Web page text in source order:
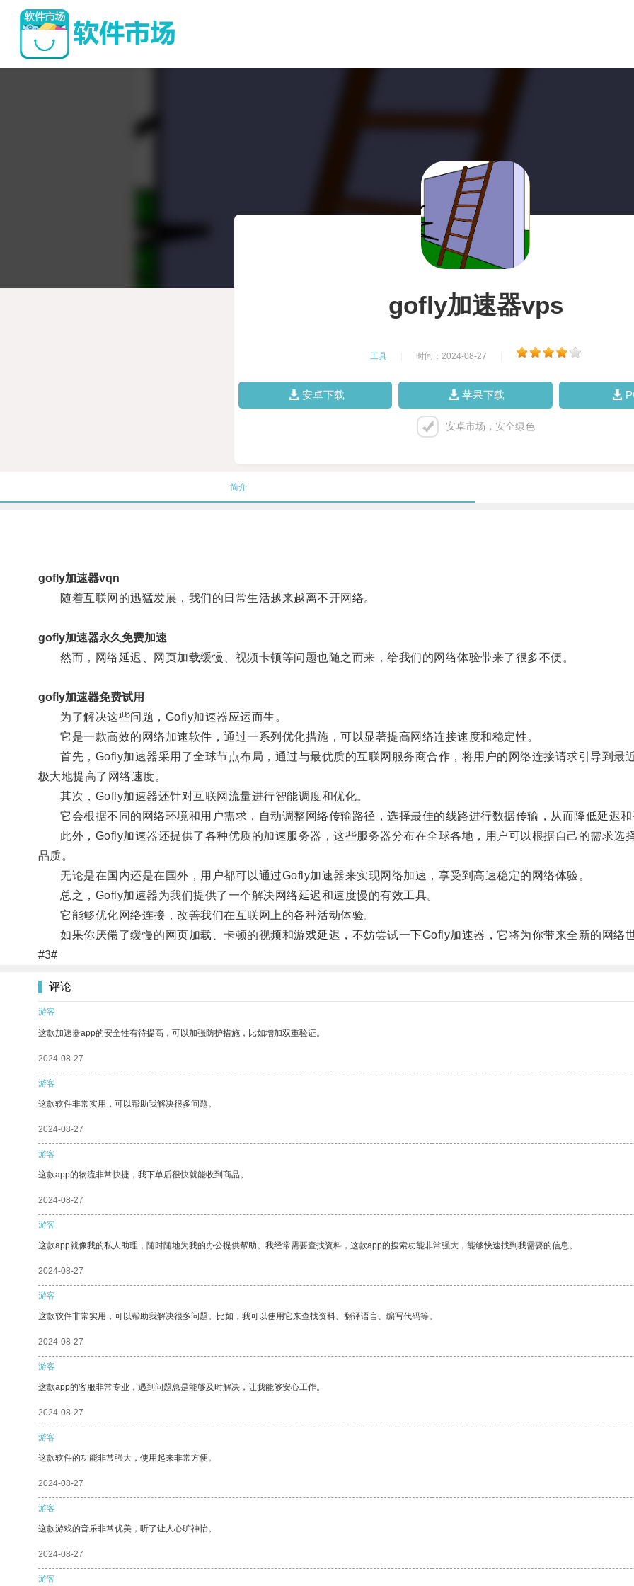
gofly加速器vps
工具 时间：2024-08-27
安卓下载 苹果下载
安卓市场，安全绿色
简介
gofly加速器vqn
随着互联网的迅猛发展，我们的日常生活越来越离不开网络。
gofly加速器永久免费加速
然而，网络延迟、网页加载缓慢、视频卡顿等问题也随之而来，给我们的网络体验带来了很多不便。
gofly加速器免费试用
为了解决这些问题，Gofly加速器应运而生。
它是一款高效的网络加速软件，通过一系列优化措施，可以显著提高网络连接速度和稳定性。
首先，Gofly加速器采用了全球节点布局，通过与最优质的互联网服务商合作，将用户的网络连接请求引导到最
极大地提高了网络速度。
其次，Gofly加速器还针对互联网流量进行智能调度和优化。
它会根据不同的网络环境和用户需求，自动调整网络传输路径，选择最佳的线路进行数据传输，从而降低延迟和
此外，Gofly加速器还提供了各种优质的加速服务器，这些服务器分布在全球各地，用户可以根据自己的需求选
品质。
无论是在国内还是在国外，用户都可以通过Gofly加速器来实现网络加速，享受到高速稳定的网络体验。
总之，Gofly加速器为我们提供了一个解决网络延迟和速度慢的有效工具。
它能够优化网络连接，改善我们在互联网上的各种活动体验。
如果你厌倦了缓慢的网页加载、卡顿的视频和游戏延迟，不妨尝试一下Gofly加速器，它将为你带来全新的网络世
#3#
评论
游客
这款加速器app的安全性有待提高，可以加强防护措施，比如增加双重验证。
2024-08-27
游客
这款软件非常实用，可以帮助我解决很多问题。
2024-08-27
游客
这款app的物流非常快捷，我下单后很快就能收到商品。
2024-08-27
游客
这款app就像我的私人助理，随时随地为我的办公提供帮助。我经常需要查找资料，这款app的搜索功能非常强大，能够快速找到我需要的信息。
2024-08-27
游客
这款软件非常实用，可以帮助我解决很多问题。比如，我可以使用它来查找资料、翻译语言、编写代码等。
2024-08-27
游客
这款app的客服非常专业，遇到问题总是能够及时解决，让我能够安心工作。
2024-08-27
游客
这款软件的功能非常强大，使用起来非常方便。
2024-08-27
游客
这款游戏的音乐非常优美，听了让人心旷神怡。
2024-08-27
游客